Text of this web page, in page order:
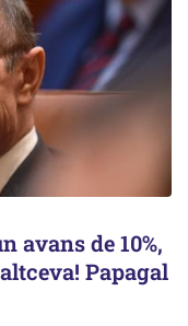
avans de 10%,
Papagal